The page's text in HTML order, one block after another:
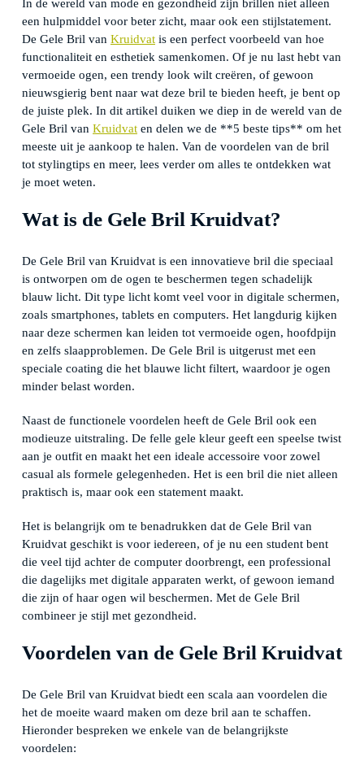
In de wereld van mode en gezondheid zijn brillen niet alleen
een hulpmiddel voor beter zicht, maar ook een stijlstatement.
De Gele Bril van Kruidvat is een perfect voorbeeld van hoe
functionaliteit en esthetiek samenkomen. Of je nu last hebt van
vermoeide ogen, een trendy look wilt creëren, of gewoon
nieuwsgierig bent naar wat deze bril te bieden heeft, je bent op
de juiste plek. In dit artikel duiken we diep in de wereld van de
Gele Bril van Kruidvat en delen we de **5 beste tips** om het
meeste uit je aankoop te halen. Van de voordelen van de bril
tot stylingtips en meer, lees verder om alles te ontdekken wat
je moet weten.
Wat is de Gele Bril Kruidvat?
De Gele Bril van Kruidvat is een innovatieve bril die speciaal
is ontworpen om de ogen te beschermen tegen schadelijk
blauw licht. Dit type licht komt veel voor in digitale schermen,
zoals smartphones, tablets en computers. Het langdurig kijken
naar deze schermen kan leiden tot vermoeide ogen, hoofdpijn
en zelfs slaapproblemen. De Gele Bril is uitgerust met een
speciale coating die het blauwe licht filtert, waardoor je ogen
minder belast worden.
Naast de functionele voordelen heeft de Gele Bril ook een
modieuze uitstraling. De felle gele kleur geeft een speelse twist
aan je outfit en maakt het een ideale accessoire voor zowel
casual als formele gelegenheden. Het is een bril die niet alleen
praktisch is, maar ook een statement maakt.
Het is belangrijk om te benadrukken dat de Gele Bril van
Kruidvat geschikt is voor iedereen, of je nu een student bent
die veel tijd achter de computer doorbrengt, een professional
die dagelijks met digitale apparaten werkt, of gewoon iemand
die zijn of haar ogen wil beschermen. Met de Gele Bril
combineer je stijl met gezondheid.
Voordelen van de Gele Bril Kruidvat
De Gele Bril van Kruidvat biedt een scala aan voordelen die
het de moeite waard maken om deze bril aan te schaffen.
Hieronder bespreken we enkele van de belangrijkste
voordelen: